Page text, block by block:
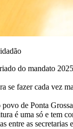
do mandato
fazer cada vez
de Ponta
é uma só e tem
as secretarias